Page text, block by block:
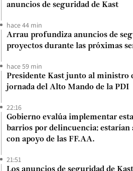
anuncios de seguridad de Kast
hace 44 min
Arrau profundiza anuncios de
proyectos durante las próximas
hace 59 min
Presidente Kast junto al ministro
jornada del Alto Mando de la PDI
22:16
Gobierno evalúa implementar
barrios por delincuencia: estarían
con apoyo de las FF.AA.
21:51